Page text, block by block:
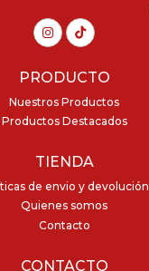
PRODUCTO
Nuestros Productos
Productos Destacados
TIENDA
de envio y devolución
Quienes somos
Contacto
CONTACTO